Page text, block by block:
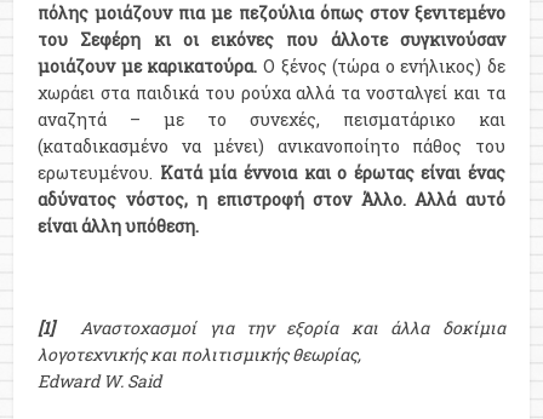
πόλης μοιάζουν πια με πεζούλια όπως στον ξενιτεμένο
του Σεφέρη κι οι εικόνες που άλλοτε συγκινούσαν
μοιάζουν με καρικατούρα. Ο ξένος (τώρα ο ενήλικoς) δε
χωράει στα παιδικά του ρούχα αλλά τα νοσταλγεί και τα
αναζητά – με το συνεχές, πεισματάρικο και
(καταδικασμένο να μένει) ανικανοποίητο πάθος του
ερωτευμένου. Κατά μία έννοια και ο έρωτας είναι ένας
αδύνατος νόστος, η επιστροφή στον Άλλο. Αλλά αυτό
είναι άλλη υπόθεση.
[1]
Αναστοχασμοί για την εξορία και άλλα δοκίμια
λογοτεχνικής και πολιτισμικής θεωρίας,
Edward W. Said